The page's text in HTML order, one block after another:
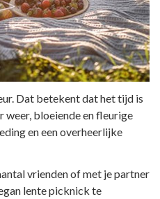
Dat betekent dat het tijd is
weer, bloeiende en fleurige
en een overheerlijke
vrienden of met je partner
lente picknick te